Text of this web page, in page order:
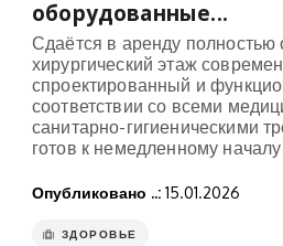
оборудованные...
Сдаётся в аренду полностью
хирургический этаж
спроектированный и
соответствии со всеми
санитарно-гигиеническими
готов к немедленному
Опубликовано ..: 15.01.2026
ЗДОРОВЬЕ